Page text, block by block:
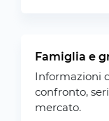
Famiglia e
Informazioni
confronto,
mercato.